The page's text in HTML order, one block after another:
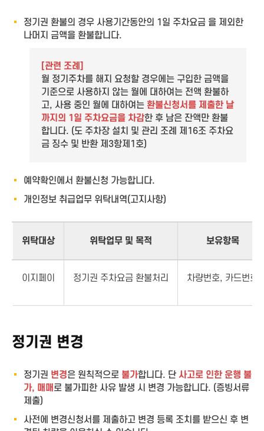
정기권 환불의 경우 사용기간동안의 1일 주차요금 을 제외한
나머지 금액을 환불합니다.
[관련 조례]
월 정기주차를 해지 요청할 경우에는 구입한 금액을
기준으로 사용하지 않는 월에 대하여는 전액 환불하
고, 사용 중인 월에 대하여는 환불신청서를 제출한 날
까지의 1일 주차요금을 차감한 후 남은 잔액만 환불
합니다. (도 주차장 설치 및 관리 조례 제16조 주차요
금 징수 및 반환 제3항제1호)
예약확인에서 환불신청 가능합니다.
개인정보 취급업무 위탁내역(고지사항)
위탁대상 위탁업무 및 목적 보유항목
이지페이 정기권 주차요금 환불처리 차량번호, 카드번호
정기권 변경
정기권 변경은 원칙적으로 불가합니다. 단사고로 인한 운행 불
가, 매매 로 불가피한 사유 발생 시 변경 가능합니다. (증빙서류
제출)
사전에 변경신청서를 제출하고 변경 등록 조치를 받으신 후 변